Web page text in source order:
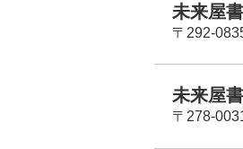
未来屋
〒292-
未来屋
〒278-